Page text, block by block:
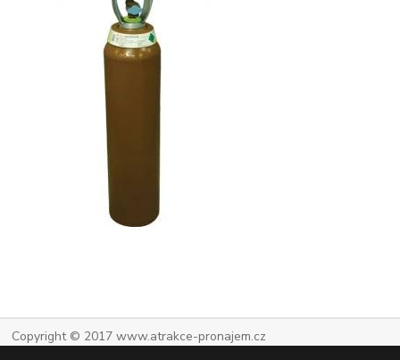
Copyright © 2017 www.atrakce-pronajem.cz